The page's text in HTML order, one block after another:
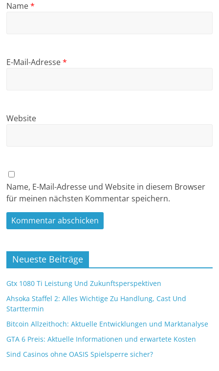
Name*
E-Mail-Adresse*
Website
Name, E-Mail-Adresse und Website in diesem Browser
für meinen nächsten Kommentar speichern.
Neueste Beiträge
Gtx 1080 Ti Leistung Und Zukunftsperspektiven
Ahsoka Staffel 2: Alles Wichtige Zu Handlung, Cast Und
Starttermin
Bitcoin Allzeithoch: Aktuelle Entwicklungen und Marktanalyse
GTA 6 Preis: Aktuelle Informationen und erwartete Kosten
Sind Casinos ohne OASIS Spielsperre sicher?